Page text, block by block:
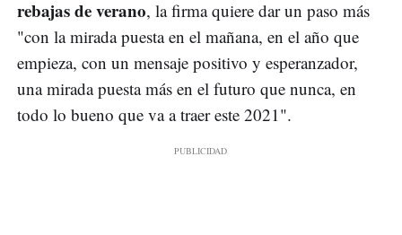
rebajas de verano, la firma quiere dar un paso más
"con la mirada puesta en el mañana, en el año que
empieza, con un mensaje positivo y esperanzador,
una mirada puesta más en el futuro que nunca, en
todo lo bueno que va a traer este 2021".